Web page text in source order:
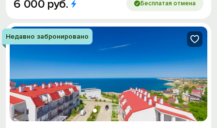
6 000 руб. Бесплатая отмена
Недавно забронировано